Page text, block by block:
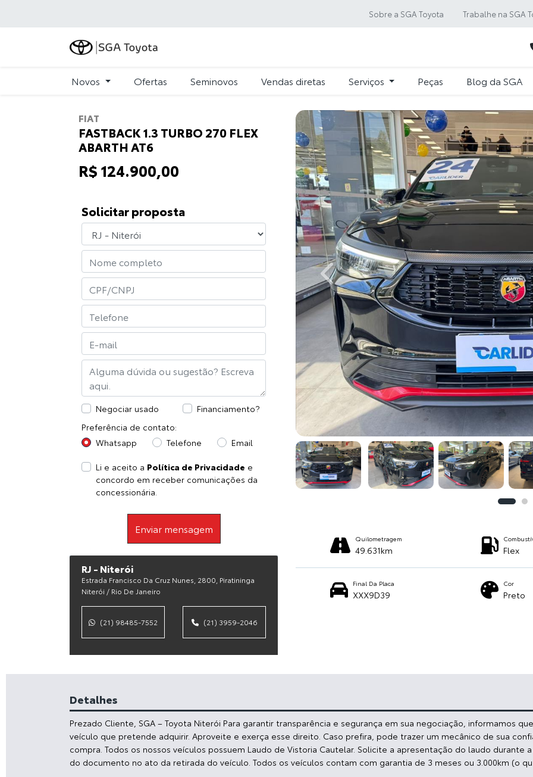
Sobre a SGA Toyota Trabalhe na SGA
Novos Ofertas Seminovos Vendas diretas Serviços Peças Blog da SGA
FIAT
FASTBACK 1.3 TURBO 270 FLEX
ABARTH AT6
R$ 124.900,00
RJ - Niterói
Estrada Francisco Da Cruz Nunes, 2800, Piratininga
Niterói / Rio De Janeiro
(21) 3959-2046
(21) 98485-7552
Solicitar proposta
Financiamento?
Negociar usado
Preferência de contato:
Whatsapp
Telefone Email
Li e aceito a Política de Privacidade e
concordo em receber comunicações da
concessionária.
Enviar mensagem
Previous
Flex
Quilometragem
49.631km
Cor
Preto
Final Da Placa
XXX9D39
Detalhes
Prezado Cliente, SGA – Toyota Niterói Para garantir transparência e segurança em sua negociação, informamos
veículo que pretende adquirir. Aproveite e exerça esse direito. Caso prefira, pode trazer um mecânico de sua
compra. Todos os nossos veículos possuem Laudo de Vistoria Cautelar. Solicite a apresentação do laudo durante
do documento no ato da retirada do veículo. Todos os veículos contam com garantia de 3 meses ou 3.000km (o